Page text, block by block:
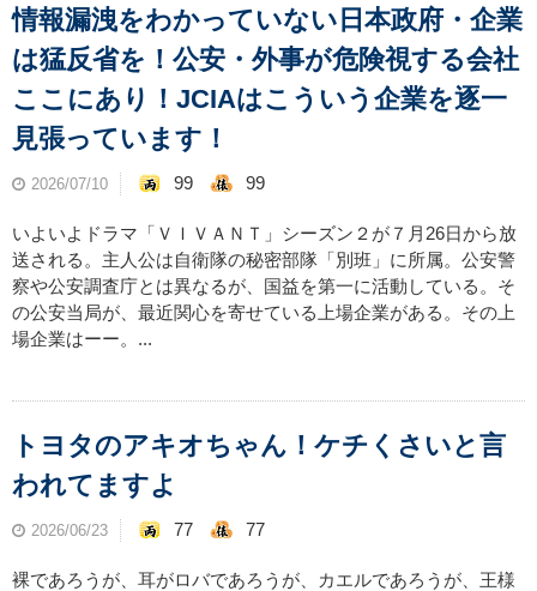
情報漏洩をわかっていない日本政府・企業
は猛反省を！公安・外事が危険視する会社
ここにあり！JCIAはこういう企業を逐一
見張っています！
2026/07/10 99 99
いよいよドラマ「ＶＩＶＡＮＴ」シーズン２が７月26日から放
送される。主人公は自衛隊の秘密部隊「別班」に所属。公安警
察や公安調査庁とは異なるが、国益を第一に活動している。そ
の公安当局が、最近関心を寄せている上場企業がある。その上
場企業はーー。...
トヨタのアキオちゃん！ケチくさいと言
われてますよ
2026/06/23 77 77
裸であろうが、耳がロバであろうが、カエルであろうが、王様